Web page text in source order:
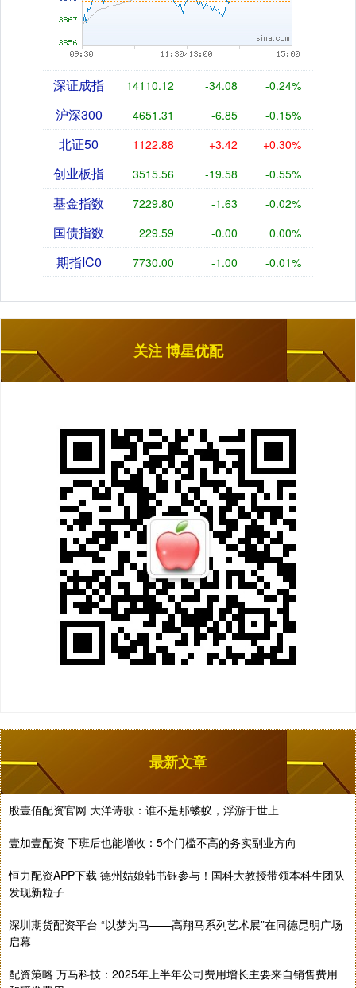
深证成指 14110.12 -34.08 -0.24%
沪深300 4651.31 -6.85 -0.15%
北证50 1122.88 +3.42 +0.30%
创业板指 3515.56 -19.58 -0.55%
基金指数 7229.80 -1.63 -0.02%
国债指数 229.59 -0.00 0.00%
期指IC0 7730.00 -1.00 -0.01%
关注 博星优配
最新文章
股壹佰配资官网 大洋诗歌：谁不是那蝼蚁，浮游于世上
壹加壹配资 下班后也能增收：5个门槛不高的务实副业方向
恒力配资APP下载 德州姑娘韩书钰参与！国科大教授带领本科生团队
发现新粒子
深圳期货配资平台 “以梦为马——高翔马系列艺术展”在同德昆明广场
启幕
配资策略 万马科技：2025年上半年公司费用增长主要来自销售费用